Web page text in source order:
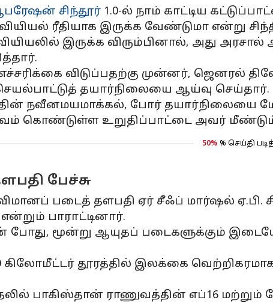
சிந்தூர் 1.0-ல் நாம் காட்டிய
ரீதியாக இருக்க வேண்டுமா என்று
இருக்க விரும்பினால், அது
விடுப்பதற்கு முன்னர், ஜெனரல்
தயார்நிலையை ஆய்வு செய்தார்.
நவீனமயமாக்கல், போர் தயார்நிலையை
கொண்டுள்ள உறுதிப்பாட்டை அவர் மீண்டும்
50% % செய்தி
பேச்சு
படைத் தளபதி ஏர் சீஃப் மார்ஷல் ஏ.பி.
பாராட்டினார்.
போது, மூன்று ஆயுதப் படைகளுக்கும்
கிலோமீட்டர் தூரத்தில் இலக்கை
பாகிஸ்தான் ராணுவத்தின் எப்16 மற்றும்